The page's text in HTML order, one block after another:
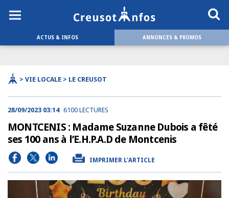
ACTUS & INFOS ANNONCES & PROMOS
> VIE LOCALE > LE CREUSOT
28/09/2023 03:14 6100 LECTURES
MONTCENIS : Madame Suzanne Dubois a fêté
ses 100 ans à l’E.H.P.A.D de Montcenis
IMPRIMER L'ARTICLE